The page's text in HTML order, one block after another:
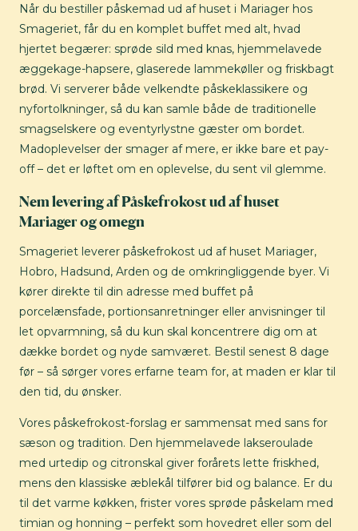
Når du bestiller påskemad ud af huset i Mariager hos
Smageriet, får du en komplet buffet med alt, hvad
hjertet begærer: sprøde sild med knas, hjemmelavede
æggekage-hapsere, glaserede lammekøller og friskbagt
brød. Vi serverer både velkendte påskeklassikere og
nyfortolkninger, så du kan samle både de traditionelle
smagselskere og eventyrlystne gæster om bordet.
Madoplevelser der smager af mere, er ikke bare et pay-
off – det er løftet om en oplevelse, du sent vil glemme.
Nem levering af Påskefrokost ud af huset
Mariager og omegn
Smageriet leverer påskefrokost ud af huset Mariager,
Hobro, Hadsund, Arden og de omkringliggende byer. Vi
kører direkte til din adresse med buffet på
porcelænsfade, portionsanretninger eller anvisninger til
let opvarmning, så du kun skal koncentrere dig om at
dække bordet og nyde samværet. Bestil senest 8 dage
før – så sørger vores erfarne team for, at maden er klar til
den tid, du ønsker.
Vores påskefrokost-forslag er sammensat med sans for
sæson og tradition. Den hjemmelavede lakseroulade
med urtedip og citronskal giver forårets lette friskhed,
mens den klassiske æblekål tilfører bid og balance. Er du
til det varme køkken, frister vores sprøde påskelam med
timian og honning – perfekt som hovedret eller som del